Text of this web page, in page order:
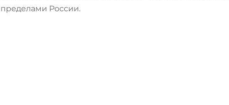
пределами России.